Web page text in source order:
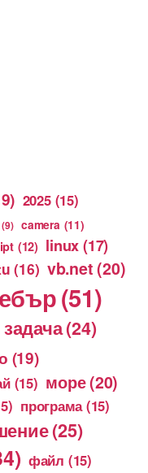
2025 (15)
(9) camera (11)
(12) linux(17)
(16) vb.net(20)
(51)
задача(24)
(19)
(15) море(20)
програма (15)
(25)
файл (15)